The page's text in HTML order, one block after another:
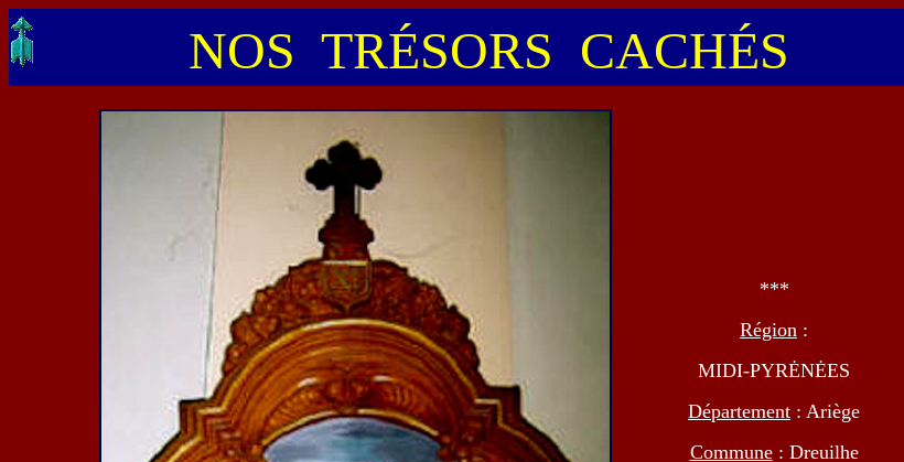
NOS TRÉSORS CACHÉS
***
Région :
MIDI-PYRĖNĖES
Département : Ariège
Commune: Dreuilhe